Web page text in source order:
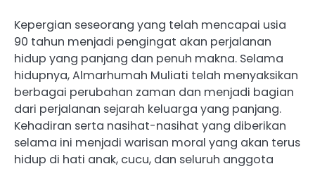
Kepergian seseorang yang telah mencapai usia
90 tahun menjadi pengingat akan perjalanan
hidup yang panjang dan penuh makna. Selama
hidupnya, Almarhumah Muliati telah menyaksikan
berbagai perubahan zaman dan menjadi bagian
dari perjalanan sejarah keluarga yang panjang.
Kehadiran serta nasihat-nasihat yang diberikan
selama ini menjadi warisan moral yang akan terus
hidup di hati anak, cucu, dan seluruh anggota